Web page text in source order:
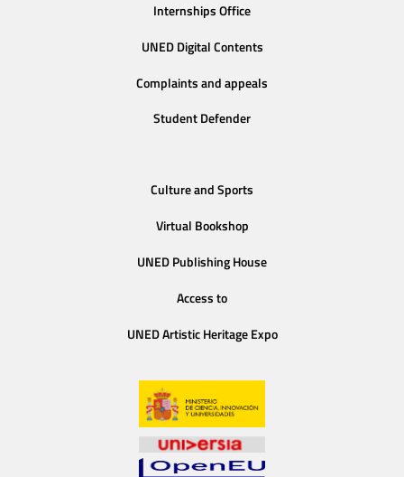
Internships Office
UNED Digital Contents
Complaints and appeals
Student Defender
Culture and Sports
Virtual Bookshop
UNED Publishing House
Access to
UNED Artistic Heritage Expo